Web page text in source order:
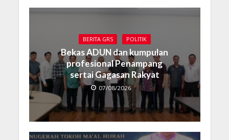
BERITA GRS POLITIK
Bekas ADUN dan kumpulan
profesional Penampang
sertai Gagasan Rakyat
07/08/2026